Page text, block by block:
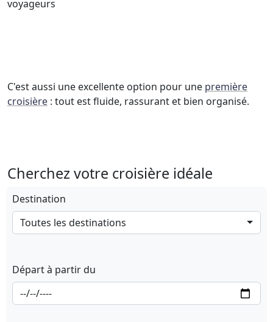
voyageurs
C'est aussi une excellente option pour une première
croisière : tout est fluide, rassurant et bien organisé.
Cherchez votre croisière idéale
Destination
Toutes les destinations
Départ à partir du